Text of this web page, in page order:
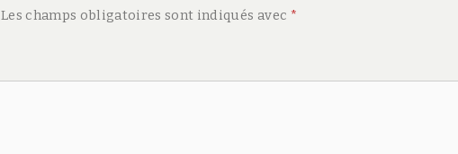
Les champs obligatoires sont indiqués avec *